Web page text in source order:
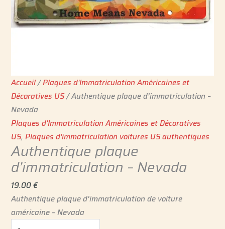
Accueil/Plaques d'Immatriculation Américaines et
Décoratives US/ Authentique plaque d’immatriculation –
Nevada
Plaques d'Immatriculation Américaines et Décoratives
US,Plaques d'immatriculation voitures US authentiques
Authentique plaque
d’immatriculation – Nevada
19.00€
Authentique plaque d’immatriculation de voiture
américaine – Nevada